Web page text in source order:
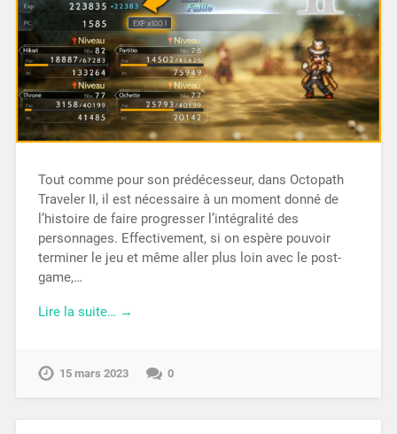
Tout comme pour son prédécesseur, dans Octopath
Traveler II, il est nécessaire à un moment donné de
l’histoire de faire progresser l’intégralité des
personnages. Effectivement, si on espère pouvoir
terminer le jeu et même aller plus loin avec le post-
game,…
Lire la suite… →
15 mars 2023 0